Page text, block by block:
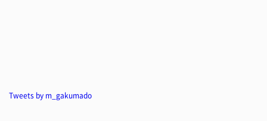
Tweets by m_gakumado